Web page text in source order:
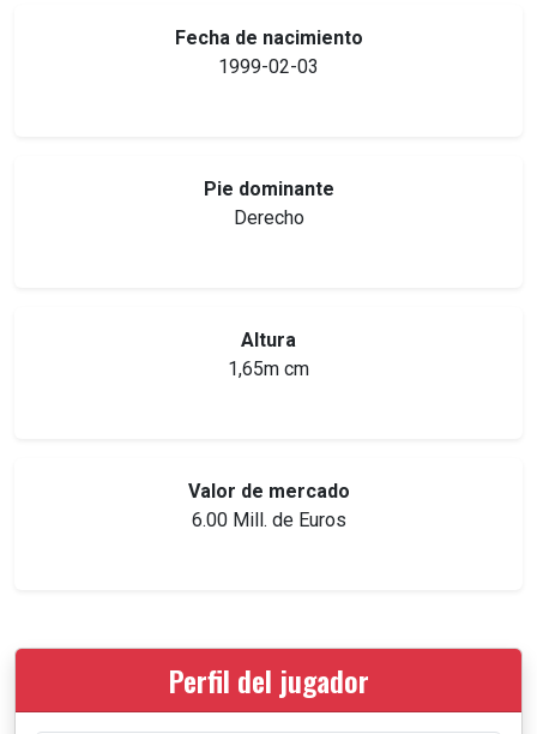
Fecha de nacimiento
1999-02-03
Pie dominante
Derecho
Altura
1,65m cm
Valor de mercado
6.00 Mill. de Euros
Perfil del jugador